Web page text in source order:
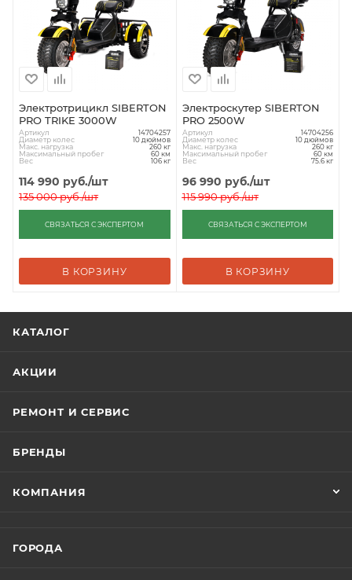
Электротрицикл SIBERTON
PRO TRIKE 3000W
Артикул 14704257
Диаметр колес 10 дюймов
Макс. нагрузка 260 кг
Максимальный пробег 60 км
Вес 106 кг
114 990 руб./шт
135 000руб./шт
СВЯЗАТЬСЯ С ЭКСПЕРТОМ
В КОРЗИНУ
Электроскутер SIBERTON
PRO 2500W
Артикул 14704256
Диаметр колес 10 дюймов
Макс. нагрузка 260 кг
Максимальный пробег 60 км
Вес 75.6 кг
96 990 руб./шт
115 990руб./шт
СВЯЗАТЬСЯ С ЭКСПЕРТОМ
В КОРЗИНУ
КАТАЛОГ
АКЦИИ
РЕМОНТ И СЕРВИС
БРЕНДЫ
КОМПАНИЯ
ГОРОДА